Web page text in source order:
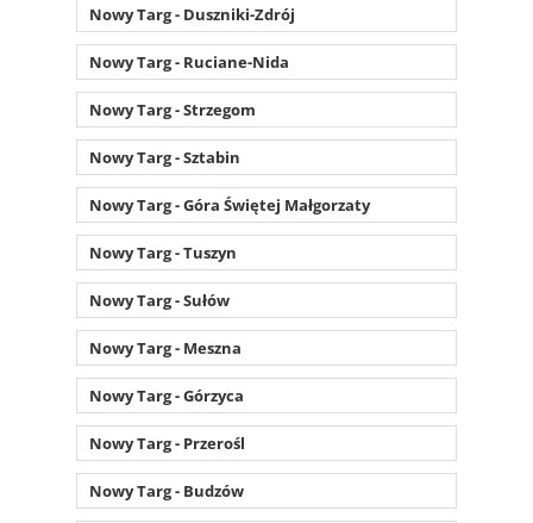
Nowy Targ - Duszniki-Zdrój
Nowy Targ - Ruciane-Nida
Nowy Targ - Strzegom
Nowy Targ - Sztabin
Nowy Targ - Góra Świętej Małgorzaty
Nowy Targ - Tuszyn
Nowy Targ - Sułów
Nowy Targ - Meszna
Nowy Targ - Górzyca
Nowy Targ - Przerośl
Nowy Targ - Budzów